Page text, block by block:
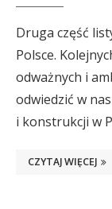
Druga część
Polsce.
odważnych i
odwiedzić w
i konstrukcji w
CZYTAJ WIĘCEJ